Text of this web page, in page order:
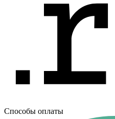
Способы оплаты